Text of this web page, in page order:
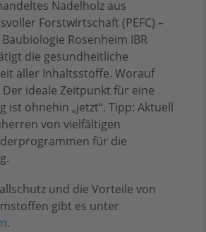
Nadelholz aus
Forstwirtschaft (PEFC) –
Rosenheim IBR
die gesundheitliche
aller Inhaltsstoffe. Worauf
ideale Zeitpunkt für eine
ist ohnehin „jetzt“. Tipp: Aktuell
von vielfältigen
für die
und die Vorteile von
gibt es unter
.